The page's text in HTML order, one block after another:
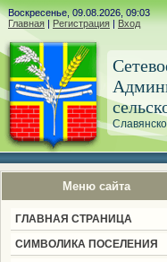
Воскресенье, 09.08.2026, 09:03
Главная | Регистрация | Вход
Меню сайта
ГЛАВНАЯ СТРАНИЦА
СИМВОЛИКА ПОСЕЛЕНИЯ